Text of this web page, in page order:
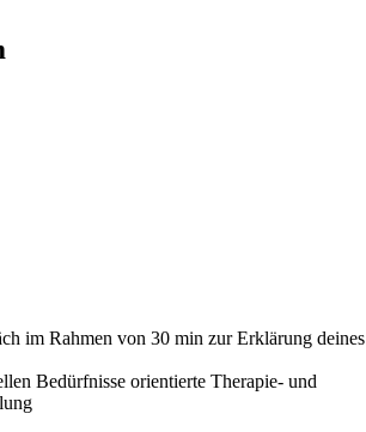
im Rahmen von 30 min zur Erklärung deines
Bedürfnisse orientierte Therapie- und